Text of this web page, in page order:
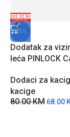
-15%
Dodatak za
leća PINLOCK
protiv
Dodaci za
kacige
80.00KM 68.00